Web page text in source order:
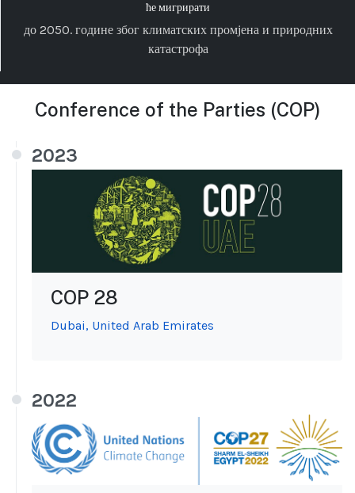
ће мигрирати
до 2050. године због климатских промјена и природних
катастрофа
Conference of the Parties (COP)
2023
COP 28
Dubai, United Arab Emirates
2022